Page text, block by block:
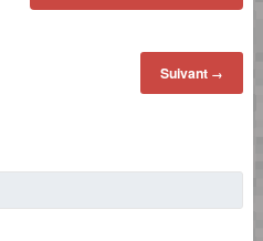
Suivant →